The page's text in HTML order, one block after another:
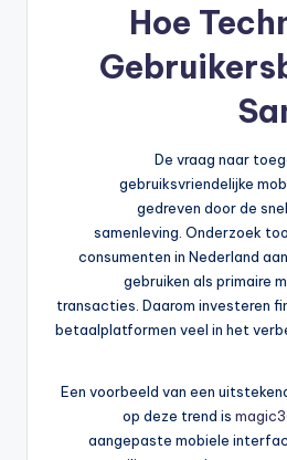
Hoe
De vraag naar
gebruiksvriendelijke
gedreven door de
samenleving. Onderzoek
consumenten in Nederland
gebruiken als primaire
transacties. Daarom investeren
betaalplatformen veel in het
Een voorbeeld van een
op deze trend is
aangepaste mobiele